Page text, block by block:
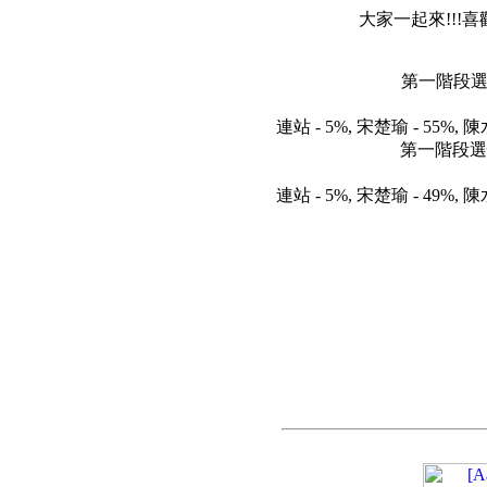
大家一起來!!!喜
第一階段
連站 - 5%, 宋楚瑜 - 55%,
第一階段選
連站 - 5%, 宋楚瑜 - 49%,